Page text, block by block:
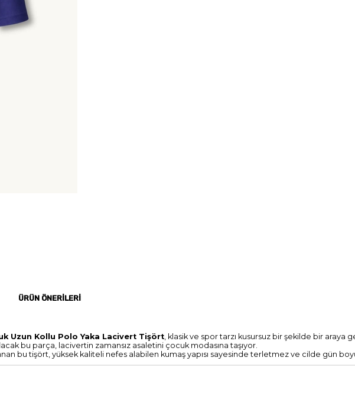
ÜRÜN ÖNERILERI
Uzun Kollu Polo Yaka Lacivert Tişört, klasik ve spor tarzı kusursuz bir şekilde bir araya
bu parça, lacivertin zamansız asaletini çocuk modasına taşıyor.
bu tişört, yüksek kaliteli nefes alabilen kumaş yapısı sayesinde terletmez ve cilde gün